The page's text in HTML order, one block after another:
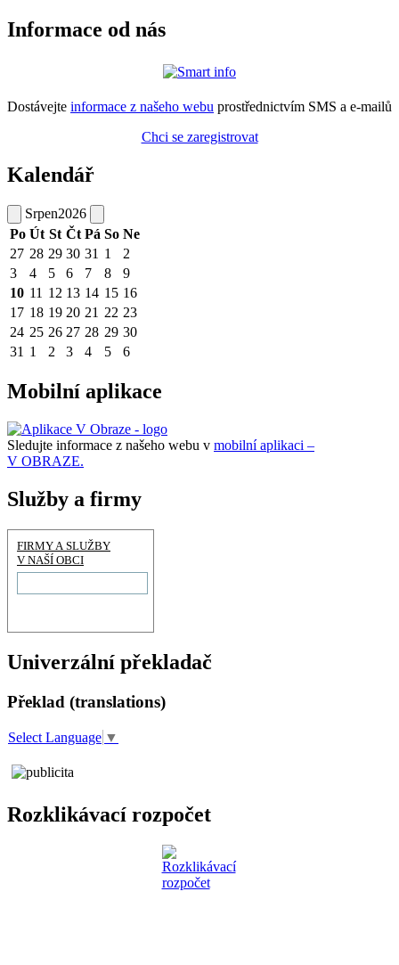
Informace od nás
Dostávejte informace z našeho webu prostřednictvím SMS a e-mailů
Chci se zaregistrovat
Kalendář
Srpen2026
Po Út St Čt Pá So Ne
27 28 29 30 31 1
2
3
4 5 6 7 8
9
10 11 12 13 14 15 16
17 18 19 20 21 22 23
24 25 26 27 28 29 30
31 1 2 3 4 5 6
Mobilní aplikace
Sledujte informace z našeho webu v mobilní aplikaci –
V OBRAZE.
Služby a firmy
FIRMY A SLUŽBY
V NAŠÍ OBCI
Univerzální překladač
Překlad (translations)
Select Language ▼
Rozklikávací rozpočet